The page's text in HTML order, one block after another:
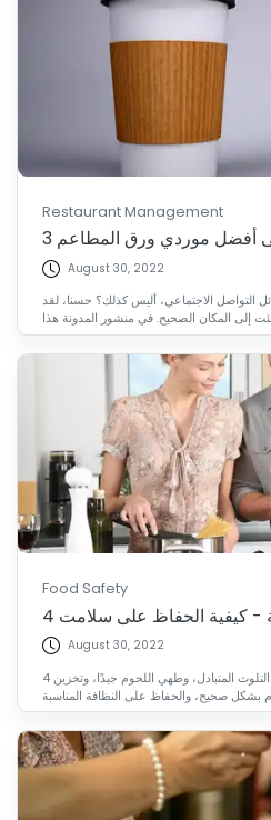
Restaurant Management
أفضل موردي ورق المطاعم
August 30, 2022
التواصل الاجتماعي، أليس كذلك؟ حسنا، لقد
Food Safety
August 30, 2022
4 خطوات لسلامة الأغذية- تجنب التلوث المتبادل، وطهي اللحوم جيدًا، وتخزين